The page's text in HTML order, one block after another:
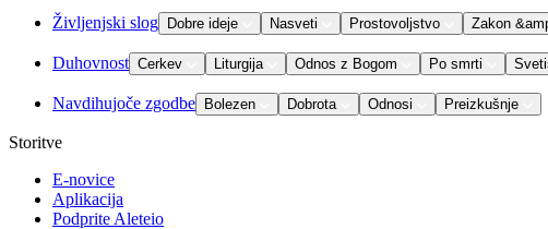
Življenjski slog Dobre ideje Nasveti Prostovoljstvo Zakon
Duhovnost Cerkev Liturgija Odnos z Bogom Po smrti
Navdihujoče zgodbe Bolezen Dobrota Odnosi Preizkušnje
Storitve
E-novice
Aplikacija
Podprite Aleteio